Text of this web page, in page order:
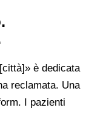
è dedicata
reclamata. Una
I pazienti